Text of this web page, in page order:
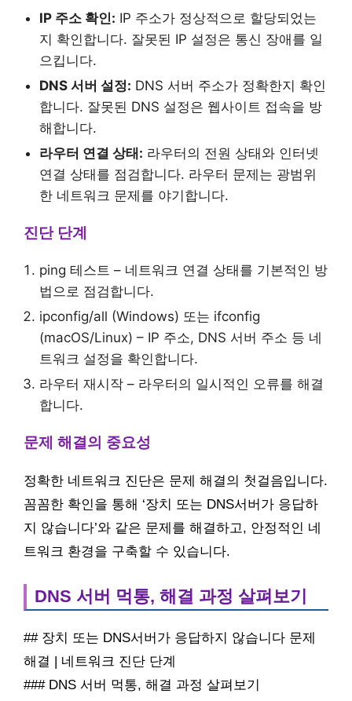
IP 주소 확인: IP 주소가 정상적으로 할당되었는
지 확인합니다. 잘못된 IP 설정은 통신 장애를 일
으킵니다.
DNS 서버 설정: DNS 서버 주소가 정확한지 확인
합니다. 잘못된 DNS 설정은 웹사이트 접속을 방
해합니다.
라우터 연결 상태: 라우터의 전원 상태와 인터넷
연결 상태를 점검합니다. 라우터 문제는 광범위
한 네트워크 문제를 야기합니다.
진단 단계
ping 테스트 – 네트워크 연결 상태를 기본적인 방
법으로 점검합니다.
ipconfig/all (Windows) 또는 ifconfig
(macOS/Linux) – IP 주소, DNS 서버 주소 등 네
트워크 설정을 확인합니다.
라우터 재시작 – 라우터의 일시적인 오류를 해결
합니다.
문제 해결의 중요성
정확한 네트워크 진단은 문제 해결의 첫걸음입니다.
꼼꼼한 확인을 통해 ‘장치 또는 DNS서버가 응답하
지 않습니다’와 같은 문제를 해결하고, 안정적인 네
트워크 환경을 구축할 수 있습니다.
DNS 서버 먹통, 해결 과정 살펴보기
## 장치 또는 DNS서버가 응답하지 않습니다 문제
해결 | 네트워크 진단 단계
### DNS 서버 먹통, 해결 과정 살펴보기